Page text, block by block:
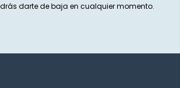
darte de baja en cualquier momento.